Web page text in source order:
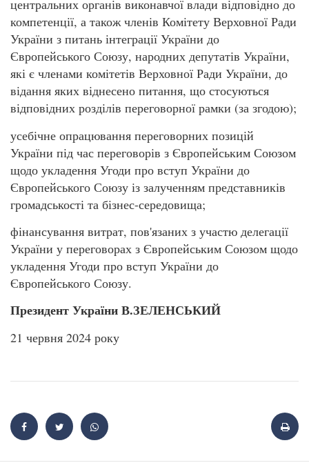
центральних органів виконавчої влади відповідно до
компетенції, а також членів Комітету Верховної Ради
України з питань інтеграції України до
Європейського Союзу, народних депутатів України,
які є членами комітетів Верховної Ради України, до
відання яких віднесено питання, що стосуються
відповідних розділів переговорної рамки (за згодою);
усебічне опрацювання переговорних позицій
України під час переговорів з Європейським Союзом
щодо укладення Угоди про вступ України до
Європейського Союзу із залученням представників
громадськості та бізнес-середовища;
фінансування витрат, пов'язаних з участю делегації
України у переговорах з Європейським Союзом щодо
укладення Угоди про вступ України до
Європейського Союзу.
Президент України В.ЗЕЛЕНСЬКИЙ
21 червня 2024 року